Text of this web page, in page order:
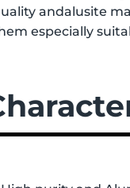
andalusite
especially